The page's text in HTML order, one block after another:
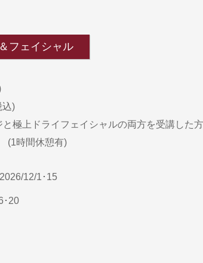
フェイシャル
込)
極上ドライフェイシャルの両方を受講した
(1時間休憩有)
12/1･15
6･20